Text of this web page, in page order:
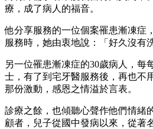
療，成了病人的福音。
他分享服務的一位個案罹患漸凍症
服務時，她由衷地說：「好久沒有
另一位罹患漸凍症的30歲病人，每
士，有了到宅牙醫服務後，再也不
那份激動，感恩之情溢於言表。
診療之餘，也傾聽心聲作他們情緒
顧者，兒子從國中發病以來，從著